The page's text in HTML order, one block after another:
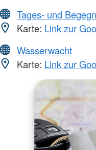
Tages- und
Karte: Link zur
Wasserwacht
Karte: Link zur